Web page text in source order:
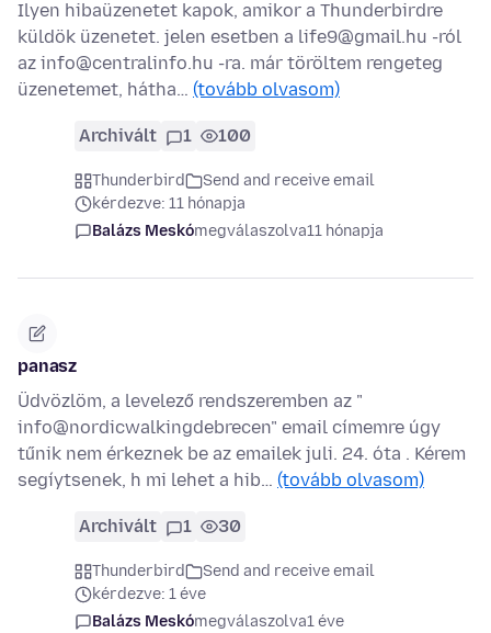
Ilyen hibaüzenetet kapok, amikor a Thunderbirdre
küldök üzenetet. jelen esetben a life9@gmail.hu -ról
az info@centralinfo.hu -ra. már töröltem rengeteg
üzenetemet, hátha… (tovább olvasom)
Archivált 1 100
Thunderbird
Send and receive email
kérdezve: 11 hónapja
Balázs Meskómegválaszolva11 hónapja
panasz
Üdvözlöm, a levelező rendszeremben az "
info@nordicwalkingdebrecen" email címemre úgy
tűnik nem érkeznek be az emailek juli. 24. óta . Kérem
segíytsenek, h mi lehet a hib… (tovább olvasom)
Archivált 1 30
Thunderbird
Send and receive email
kérdezve: 1 éve
Balázs Meskómegválaszolva1 éve